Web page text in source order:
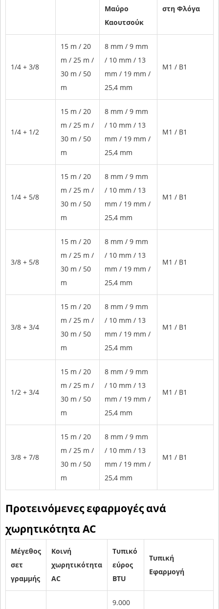
Μαύρο
Καουτσούκ
στη Φλόγα
1/4 + 3/8
15 m / 20
m / 25 m /
30 m / 50
m
8 mm / 9 mm
/ 10 mm / 13
mm / 19 mm /
25,4 mm
Μ1 / Β1
1/4 + 1/2
15 m / 20
m / 25 m /
30 m / 50
m
8 mm / 9 mm
/ 10 mm / 13
mm / 19 mm /
25,4 mm
Μ1 / Β1
1/4 + 5/8
15 m / 20
m / 25 m /
30 m / 50
m
8 mm / 9 mm
/ 10 mm / 13
mm / 19 mm /
25,4 mm
Μ1 / Β1
3/8 + 5/8
15 m / 20
m / 25 m /
30 m / 50
m
8 mm / 9 mm
/ 10 mm / 13
mm / 19 mm /
25,4 mm
Μ1 / Β1
3/8 + 3/4
15 m / 20
m / 25 m /
30 m / 50
m
8 mm / 9 mm
/ 10 mm / 13
mm / 19 mm /
25,4 mm
Μ1 / Β1
1/2 + 3/4
15 m / 20
m / 25 m /
30 m / 50
m
8 mm / 9 mm
/ 10 mm / 13
mm / 19 mm /
25,4 mm
Μ1 / Β1
3/8 + 7/8
15 m / 20
m / 25 m /
30 m / 50
m
8 mm / 9 mm
/ 10 mm / 13
mm / 19 mm /
25,4 mm
Μ1 / Β1
Προτεινόμενες εφαρμογές ανά
χωρητικότητα AC
Μέγεθος
σετ
γραμμής
Κοινή
χωρητικότητα
AC
Τυπικό
εύρος
BTU
Τυπική
Εφαρμογή
9.000